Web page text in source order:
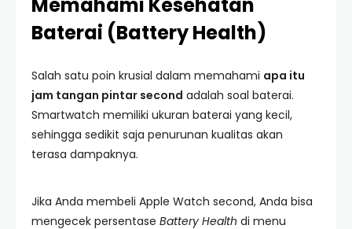
Baterai (Battery Health)
Salah satu poin krusial dalam memahami apa itu
jam tangan pintar second adalah soal baterai.
Smartwatch memiliki ukuran baterai yang kecil,
sehingga sedikit saja penurunan kualitas akan
terasa dampaknya.
Jika Anda membeli Apple Watch second, Anda bisa
mengecek persentase Battery Health di menu